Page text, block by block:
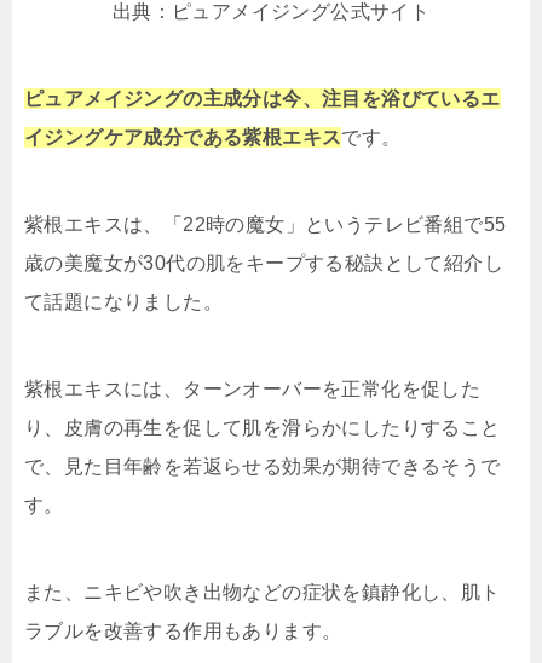
出典：ピュアメイジング公式サイト
ピュアメイジングの主成分は今、注目を浴びているエ
イジングケア成分である紫根エキスです。
紫根エキスは、「22時の魔女」というテレビ番組で55
歳の美魔女が30代の肌をキープする秘訣として紹介し
て話題になりました。
紫根エキスには、ターンオーバーを正常化を促した
り、皮膚の再生を促して肌を滑らかにしたりすること
で、見た目年齢を若返らせる効果が期待できるそうで
す。
また、ニキビや吹き出物などの症状を鎮静化し、肌ト
ラブルを改善する作用もあります。